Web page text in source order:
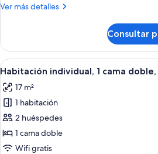
cama
fumadores
Ver más detalles
Más
doble,
cama
no
fumadores
Consultar
Abrir
todas
las
fotos
de
Habitación
individual,
Una
21
Habitación individual, 1 cama
17 m²
1 habitación
2 huéspedes
1 cama doble
Wifi gratis